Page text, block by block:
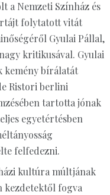
a Nemzeti Színház és
folytatott vitát
Gyulai Pállal,
kritikusával. Gyulai
kemény bírálatát
Ristori berlini
tartotta jónak
egyetértésben
felfedezni.
kultúra múltjának
kezdetektől fogva